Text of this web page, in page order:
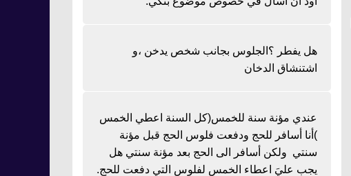
هل يفطر ؟الجلوس بجانب شخص يدخن ،و
اشتنشاق الدخان
عندي مؤنة سنة للخمس(كل السنة اعطي الخمس
)أنا أسافر للحج ودفعت فلوس الحج قبل مؤنة
سنتي ولكن أسافر الى الحج بعد مؤنة سنتي هل
يجب عليَ اعطاء الخمس لفلوس التي دفعت للحج.